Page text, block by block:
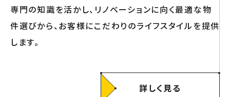
専門の知識を活かし、リノベーションに向く最適な物
件選びから、お客様にこだわりのライフスタイルを提供
します。
詳しく見る